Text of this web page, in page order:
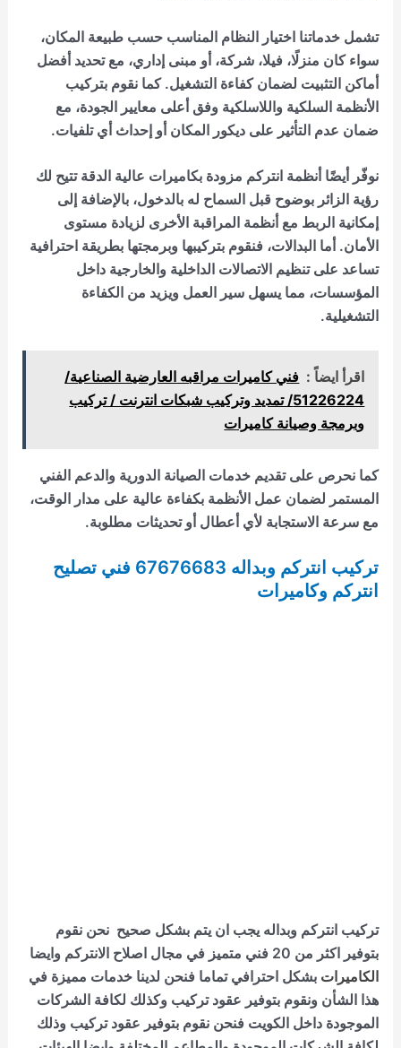
تشمل خدماتنا اختيار النظام المناسب حسب طبيعة المكان،
سواء كان منزلًا، فيلا، شركة، أو مبنى إداري، مع تحديد أفضل
أماكن التثبيت لضمان كفاءة التشغيل. كما نقوم بتركيب
الأنظمة السلكية واللاسلكية وفق أعلى معايير الجودة، مع
ضمان عدم التأثير على ديكور المكان أو إحداث أي تلفيات.
نوفّر أيضًا أنظمة انتركم مزودة بكاميرات عالية الدقة تتيح لك
رؤية الزائر بوضوح قبل السماح له بالدخول، بالإضافة إلى
إمكانية الربط مع أنظمة المراقبة الأخرى لزيادة مستوى
الأمان. أما البدالات، فنقوم بتركيبها وبرمجتها بطريقة احترافية
تساعد على تنظيم الاتصالات الداخلية والخارجية داخل
المؤسسات، مما يسهل سير العمل ويزيد من الكفاءة
التشغيلية.
اقرأ ايضاً : فني كاميرات مراقبه العارضية الصناعية/
51226224/ تمديد وتركيب شبكات انترنت / تركيب
وبرمجة وصيانة كاميرات
كما نحرص على تقديم خدمات الصيانة الدورية والدعم الفني
المستمر لضمان عمل الأنظمة بكفاءة عالية على مدار الوقت،
مع سرعة الاستجابة لأي أعطال أو تحديثات مطلوبة.
تركيب انتركم وبداله 67676683 فني تصليح
انتركم وكاميرات
تركيب انتركم وبداله يجب ان يتم بشكل صحيح نحن نقوم
بتوفير اكثر من 20 فني متميز في مجال اصلاح الانتركم وايضا
الكاميرات بشكل احترافي تماما فنحن لدينا خدمات مميزة في
هذا الشأن ونقوم بتوفير عقود تركيب وكذلك لكافة الشركات
الموجودة داخل الكويت فنحن نقوم بتوفير عقود تركيب وذلك